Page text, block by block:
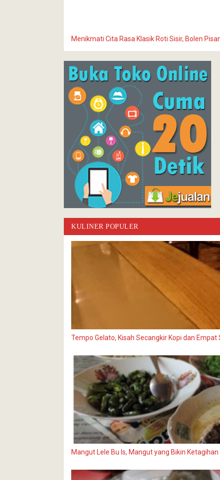
Menikmati Cita Rasa Klasik Roti Sisir, Bolen
KULINER POPULER
Tempo Gelato, Kisah Secangkir Kopi dan Empat
Mangut Lele Bu Is, Mangut yang Bikin Ketagihan